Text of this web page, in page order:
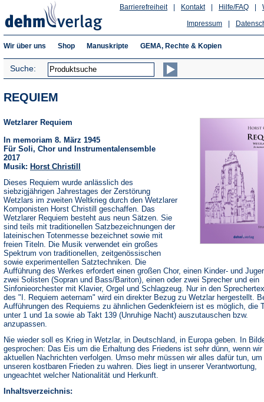
Hilfe/FAQ
Kontakt
Barrierefreiheit
Impressum
Wir über uns Shop Manuskripte GEMA, Rechte & Kopien
Suche:
REQUIEM
Wetzlarer Requiem
In memoriam 8. März 1945
Für Soli, Chor und Instrumentalensemble
2017
Musik: Horst Christill
Dieses Requiem wurde anlässlich des
siebzigjährigen Jahrestages der Zerstörung
Wetzlars im zweiten Weltkrieg durch den Wetzlarer
Komponisten Horst Christill geschaffen. Das
Wetzlarer Requiem besteht aus neun Sätzen. Sie
sind teils mit traditionellen Satzbezeichnungen der
lateinischen Totenmesse bezeichnet sowie mit
freien Titeln. Die Musik verwendet ein großes
Spektrum von traditionellen, zeitgenössischen
sowie experimentellen Satztechniken. Die
Aufführung des Werkes erfordert einen großen Chor, einen Kinder- und
zwei Solisten (Sopran und Bass/Bariton), einen oder zwei Sprecher und ein
Sinfonieorchester mit Klavier, Orgel und Schlagzeug. Nur in den
des "I. Requiem aeternam" wird ein direkter Bezug zu Wetzlar hergestellt.
Aufführungen des Requiems zu ähnlichen Gedenkfeiern ist es möglich, die
unter 1 und 1a sowie ab Takt 139 (Unruhige Nacht) auszutauschen bzw.
anzupassen.
Nie wieder soll es Krieg in Wetzlar, in Deutschland, in Europa geben. In
gesprochen: Das Eis um die Erhaltung des Friedens ist sehr dünn, wenn wir
aktuellen Nachrichten verfolgen. Umso mehr müssen wir alles dafür tun, um
unseren kostbaren Frieden zu wahren. Dies liegt in unserer Verantwortung,
ungeachtet welcher Nationalität und Herkunft.
Inhaltsverzeichnis: